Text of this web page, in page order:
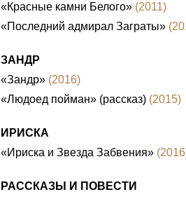
«Красные камни Белого» (2011)
«Последний адмирал Заграты»
ЗАНДР
«Зандр» (2016)
«Людоед пойман» (рассказ) (2015)
ИРИСКА
«Ириска и Звезда Забвения»
РАССКАЗЫ И ПОВЕСТИ